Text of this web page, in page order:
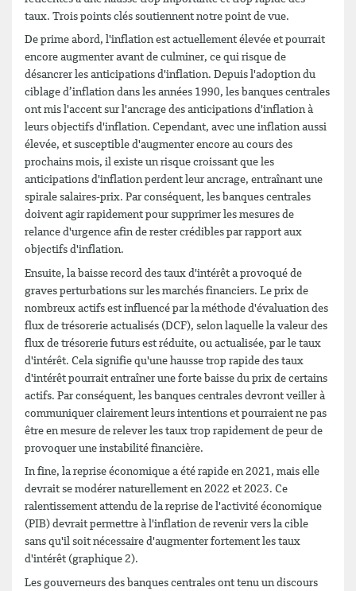
taux. Trois points clés soutiennent notre point de vue.
De prime abord, l'inflation est actuellement élevée et pourrait
encore augmenter avant de culminer, ce qui risque de
désancrer les anticipations d'inflation. Depuis l'adoption du
ciblage d’inflation dans les années 1990, les banques centrales
ont mis l'accent sur l'ancrage des anticipations d'inflation à
leurs objectifs d'inflation. Cependant, avec une inflation aussi
élevée, et susceptible d'augmenter encore au cours des
prochains mois, il existe un risque croissant que les
anticipations d'inflation perdent leur ancrage, entraînant une
spirale salaires-prix. Par conséquent, les banques centrales
doivent agir rapidement pour supprimer les mesures de
relance d'urgence afin de rester crédibles par rapport aux
objectifs d'inflation.
Ensuite, la baisse record des taux d'intérêt a provoqué de
graves perturbations sur les marchés financiers. Le prix de
nombreux actifs est influencé par la méthode d'évaluation des
flux de trésorerie actualisés (DCF), selon laquelle la valeur des
flux de trésorerie futurs est réduite, ou actualisée, par le taux
d'intérêt. Cela signifie qu'une hausse trop rapide des taux
d'intérêt pourrait entraîner une forte baisse du prix de certains
actifs. Par conséquent, les banques centrales devront veiller à
communiquer clairement leurs intentions et pourraient ne pas
être en mesure de relever les taux trop rapidement de peur de
provoquer une instabilité financière.
In fine, la reprise économique a été rapide en 2021, mais elle
devrait se modérer naturellement en 2022 et 2023. Ce
ralentissement attendu de la reprise de l'activité économique
(PIB) devrait permettre à l'inflation de revenir vers la cible
sans qu'il soit nécessaire d'augmenter fortement les taux
d'intérêt (graphique 2).
Les gouverneurs des banques centrales ont tenu un discours